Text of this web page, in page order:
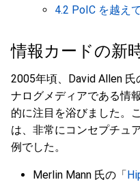
4.2 PoIC を越えて
情報カードの新
2005年頃、David Allen 氏
ナログメディアである情
的に注目を浴びました。
は、非常にコンセプチュ
例でした。
Merlin Mann 氏の「